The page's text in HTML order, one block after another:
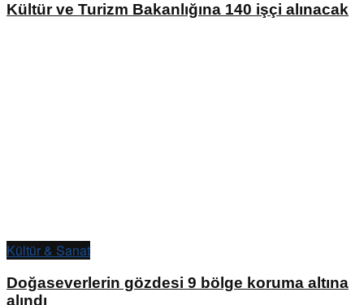
Kültür ve Turizm Bakanlığına 140 işçi alınacak
Kültür & Sanat
Doğaseverlerin gözdesi 9 bölge koruma altına
alındı